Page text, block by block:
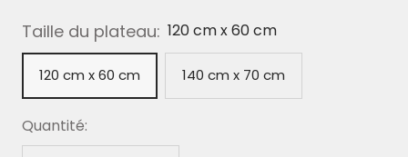
Taille du plateau: 120 cm x 60 cm
120 cm x 60 cm 140 cm x 70 cm
Quantité: